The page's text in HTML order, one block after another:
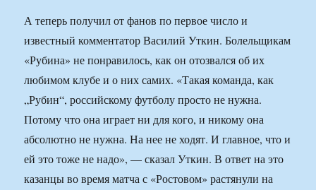
А теперь получил от фанов по первое число и
известный комментатор Василий Уткин. Болельщикам
«Рубина» не понравилось, как он отозвался об их
любимом клубе и о них самих. «Такая команда, как
„Рубин“, российскому футболу просто не нужна.
Потому что она играет ни для кого, и никому она
абсолютно не нужна. На нее не ходят. И главное, что и
ей это тоже не надо», — сказал Уткин. В ответ на это
казанцы во время матча с «Ростовом» растянули на